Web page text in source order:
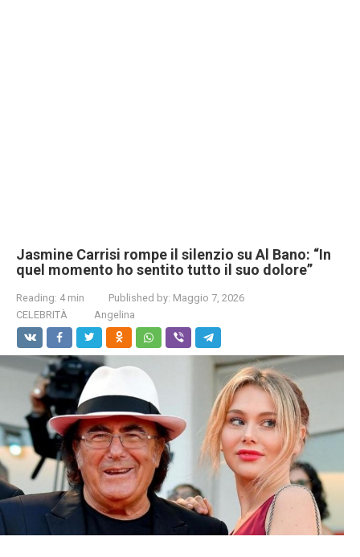
Jasmine Carrisi rompe il silenzio su Al Bano: “In
quel momento ho sentito tutto il suo dolore”
Reading: 4 min Published by: Maggio 7, 2026
CELEBRITÀ
Angelina